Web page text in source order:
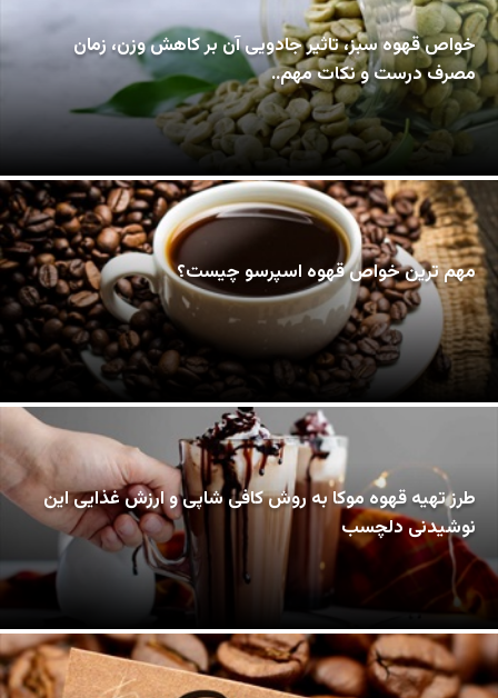
خواص قهوه سبز، تاثير جادویی آن بر کاهش وزن، زمان
مصرف درست و نكات مهم..
مهم ترین خواص قهوه اسپرسو چیست؟
طرز تهیه قهوه موکا به روش کافی شاپی و ارزش غذایی این
نوشیدنی دلچسب